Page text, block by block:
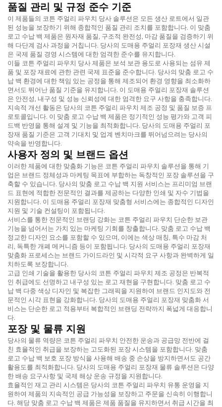
품질 관리 및 규정 준수 기준
이 제품들의 코튼 주얼리 파우치 당사 솔루션은 모든 생산 로트에서 일관
된 성능을 보장하기 위해 종합적인 품질 관리 조치를 포함합니다. 이 맞춤
로고 수납 백 제품은 원자재 품질, 구조적 완전성, 마감 품질을 검증하기 위
해 다단계 검사 과정을 거칩니다. 당사의 도매용 주얼리 포장재 생산 시설
은 국제 품질 경영 시스템에 대한 엄격한 준수를 유지합니다.
이들 코튼 주얼리 파우치 당사 제품은 보석 보관 용도로 사용되는 섬유 제
품 및 포장 재료에 관한 관련 국제 표준을 준수합니다. 당사의 맞춤 로고 수
납 백 환경에 대한 책임 있는 공정을 통해 제조되어 환경 영향을 최소화하
면서도 뛰어난 품질 기준을 유지합니다. 이 도매용 주얼리 포장재 솔루션
은 안전성, 내구성 및 성능 신뢰성에 대한 엄격한 요구 사항을 충족합니다.
지속적 개선 활동은 당사의 코튼 주얼리 파우치 제조 공정 및 품질 보증 프
로토콜입니다. 이 맞춤 로고 수납 백 제품은 정기적인 성능 평가와 고객 피
드백 반영을 통해 설계 및 기능을 최적화합니다. 당사의 도매용 주얼리 포
장재 품질 기준은 고객 기대치 및 업계 벤치마크를 뛰어넘으려는 당사의
약속을 반영합니다.
사용자 정의 및 브랜드 옵션
이러한 제품에 대한 맞춤화 기능은 코튼 주얼리 파우치 솔루션을 통해 기
업은 브랜드 정체성과 마케팅 목표에 부합하는 독창적인 포장 솔루션을 구
축할 수 있습니다. 당사의 맞춤 로고 수납 백 지원 서비스는 프리미엄 브랜
드 표현에 적합한 전문적인 결과를 제공하는 다양한 인쇄 및 자수 기법을
지원합니다. 이 도매용 주얼리 포장재 맞춤형 서비스에는 종합적인 디자인
지원 및 기술 컨설팅이 포함됩니다.
서비스를 통한 전문적인 브랜딩 강화는 코튼 주얼리 파우치 단순한 보관
기능을 넘어서는 가치 있는 마케팅 기회를 창출합니다. 맞춤 로고 수납 백
정교한 디자인 요소를 포함할 수 있으며, 이에는 색상 매칭, 특수 마감 처
리, 독특한 개폐 메커니즘 등이 포함됩니다. 당사의 도매용 주얼리 포장재
맞춤화 프로세스는 브랜드 가이드라인 및 시각적 요구 사항과 완벽하게 일
치하도록 보장합니다.
고급 인쇄 기술을 활용한 당사의 코튼 주얼리 파우치 제조 공정은 반복적
인 취급에도 선명하고 내구성 있는 로고 재현을 구현합니다. 맞춤 로고 수
납 백 다중 색상 디자인 및 복잡한 그래픽을 지원하여 브랜드 인지도와 전
문적인 시각 표현을 강화합니다. 당사의 도매용 주얼리 포장재 맞춤화 서
비스는 단순한 로고 적용부터 복합적인 브랜딩 전략까지 폭넓게 대응합니
다.
포장 및 물류 지원
당사의 물류 역량은 코튼 주얼리 파우치 안전한 운송과 공급망 전반에 걸
친 효율적인 취급을 보장하는 고도화된 포장 시스템을 포함합니다. 맞춤
로고 수납 백 보호 포장 방식을 사용해 배송 중 손상을 방지하면서도 공간
활용도를 최적화합니다. 당사의 도매용 주얼리 포장재 물류 솔루션은 다양
한 배송 요구사항 및 국제 해상 운송 규정을 지원합니다.
효율적인 재고 관리 시스템은 당사의 코튼 주얼리 파우치 유통 운영을 지
원하여 제품의 지속적인 공급 가능성을 보장하고 주문을 신속히 이행합니
다. 해당 맞춤 로고 수납 백 제품은 제품 품질을 유지하면서 취급 시간을 최